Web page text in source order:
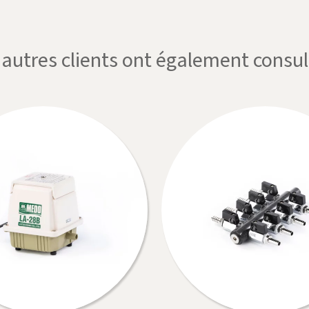
clients ont également